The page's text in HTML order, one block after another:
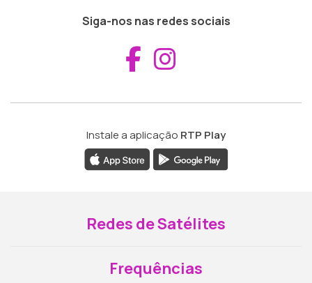
Siga-nos nas redes sociais
Aceder ao
Instale a aplicação RTP Play
Redes de Satélites
Frequências